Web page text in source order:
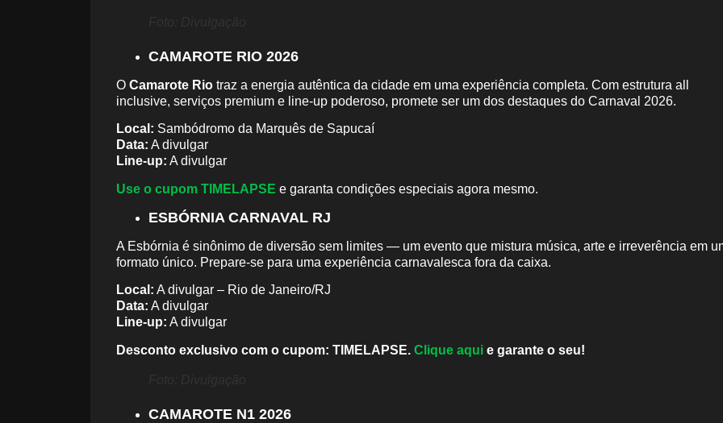
CAMAROTE RIO 2026
O Camarote Rio traz a energia autêntica da cidade em uma experiência completa. Com estrutura all
inclusive, serviços premium e line-up poderoso, promete ser um dos destaques do Carnaval 2026.
Local: Sambódromo da Marquês de Sapucaí
Data: A divulgar
Line-up: A divulgar
Use o cupom TIMELAPSE e garanta condições especiais agora mesmo.
ESBÓRNIA CARNAVAL RJ
A Esbórnia é sinônimo de diversão sem limites — um evento que mistura música, arte e irreverência em
formato único. Prepare-se para uma experiência carnavalesca fora da caixa.
Local: A divulgar – Rio de Janeiro/RJ
Data: A divulgar
Line-up: A divulgar
Desconto exclusivo com o cupom: TIMELAPSE. Clique aqui e garante o seu!
CAMAROTE N1 2026